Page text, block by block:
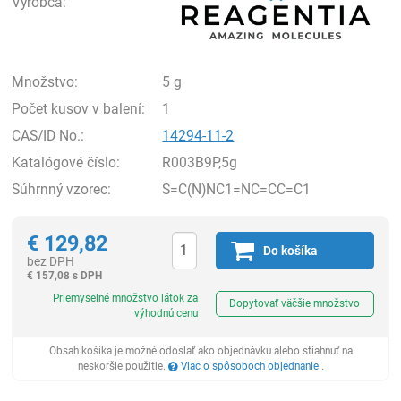
Množstvo:
5 g
Počet kusov v balení:
1
CAS/ID No.:
14294-11-2
Katalógové číslo:
R003B9P,5g
Súhrnný vzorec:
S=C(N)NC1=NC=CC=C1
€ 129,82
bez DPH
€ 157,08 s DPH
Do košíka
Priemyselné množstvo látok za
výhodnú cenu
Dopytovať väčšie množstvo
Obsah košíka je možné odoslať ako objednávku alebo stiahnuť na
neskoršie použitie.
Viac o spôsoboch objednanie .